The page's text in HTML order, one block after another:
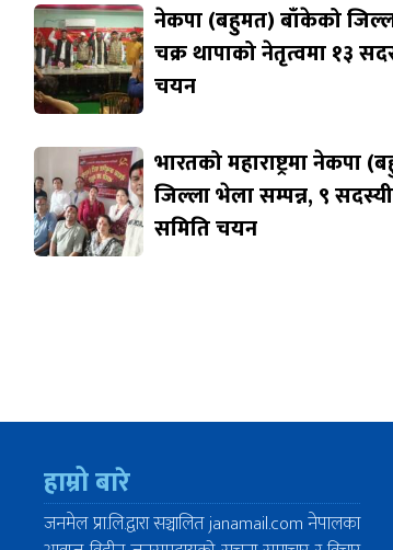
नेकपा (बहुमत) बाँकेको
चक्र थापाको नेतृत्वमा १३
चयन
भारतको महाराष्ट्रमा नेकपा
जिल्ला भेला सम्पन्न, ९
समिति चयन
हाम्रो बारे
जनमेल प्रा.लि.द्वारा सञ्चालित janamail.com नेपालका